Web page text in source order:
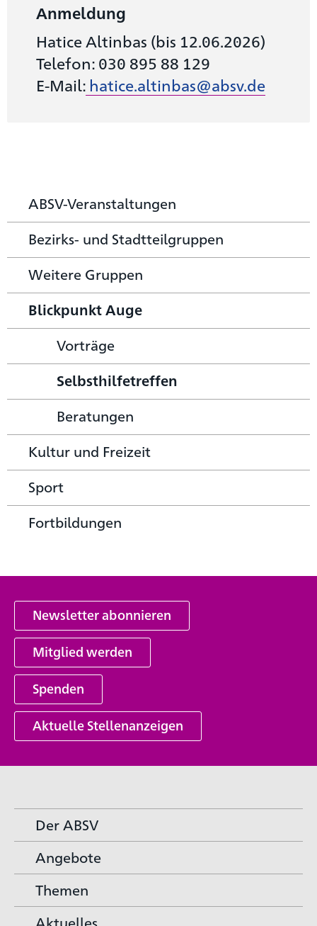
Anmeldung
Hatice Altinbas (bis 12.06.2026)
Telefon: 030 895 88 129
E-Mail: hatice.altinbas@absv.de
ABSV-Veranstaltungen
Bezirks- und Stadtteilgruppen
Weitere Gruppen
Blickpunkt Auge
Vorträge
Selbsthilfetreffen
Beratungen
Kultur und Freizeit
Sport
Fortbildungen
Newsletter abonnieren
Mitglied werden
Spenden
Aktuelle Stellenanzeigen
Der ABSV
Angebote
Themen
Aktuelles